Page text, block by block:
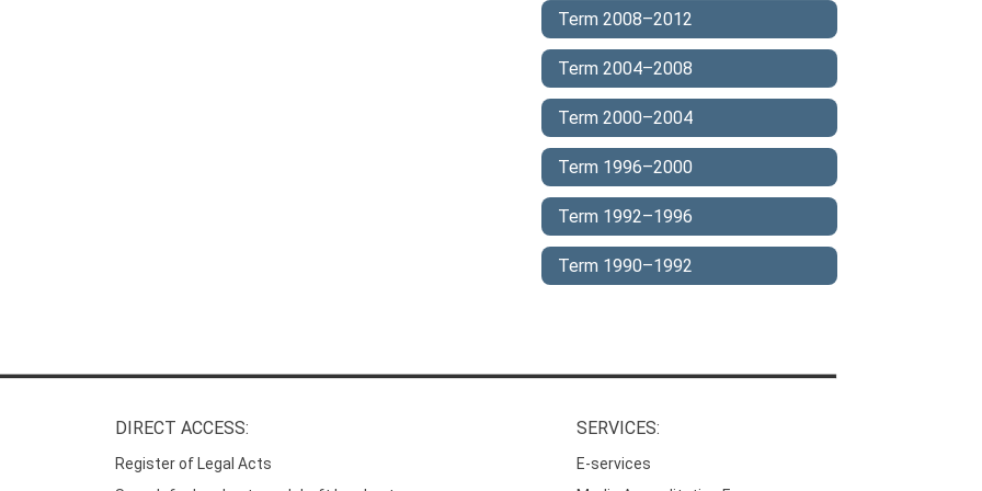
Term 2008–2012
Term 2004–2008
Term 2000–2004
Term 1996–2000
Term 1992–1996
Term 1990–1992
DIRECT ACCESS:
Register of Legal Acts
SERVICES:
E-services